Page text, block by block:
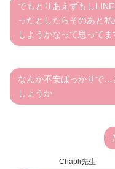
でもとりあえずもし
ったとしたらそのあと
しようかなって思ってま
なんか不安ばっかりで…
しょうか
Chapli先生